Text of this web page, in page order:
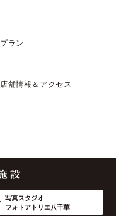
プラン
店舗情報＆アクセス
写真スタジオ
フォトアトリエ八千華